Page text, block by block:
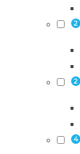
2
2
4